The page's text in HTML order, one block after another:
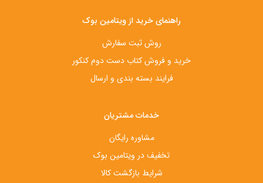
راهنمای خرید از ویتامین بوک
روش ثبت سفارش
خرید و فروش کتاب دست‌ دوم کنکور
فرایند بسته بندی و ارسال
خدمات مشتریان
مشاوره رایگان
تخفیف در ویتامین بوک
شرایط بازگشت کالا